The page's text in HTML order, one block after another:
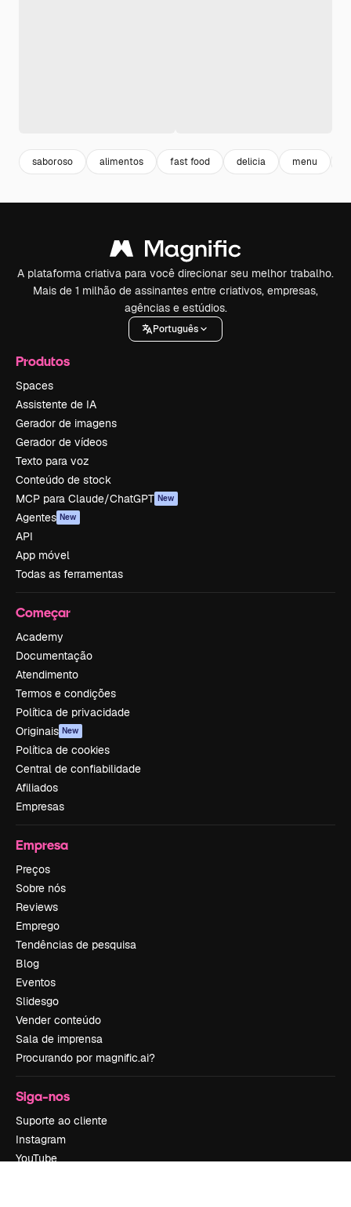
saboroso alimentos fast food delicia menu
A plataforma criativa para você direcionar seu melhor trabalho.
Mais de 1 milhão de assinantes entre criativos, empresas,
agências e estúdios.
Português
Produtos
Spaces
Assistente de IA
Gerador de imagens
Gerador de vídeos
Texto para voz
Conteúdo de stock
MCP para Claude/ChatGPT New
Agentes New
API
App móvel
Todas as ferramentas
Começar
Academy
Documentação
Atendimento
Termos e condições
Política de privacidade
Originais New
Política de cookies
Central de confiabilidade
Afiliados
Empresas
Empresa
Preços
Sobre nós
Reviews
Emprego
Tendências de pesquisa
Blog
Eventos
Slidesgo
Vender conteúdo
Sala de imprensa
Procurando por magnific.ai?
Siga-nos
Suporte ao cliente
Instagram
YouTube